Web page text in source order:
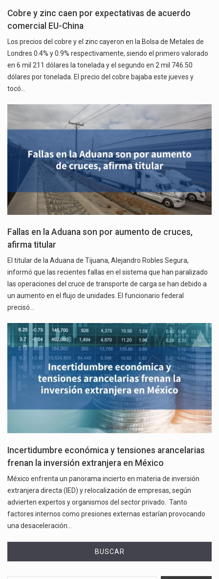
Cobre y zinc caen por expectativas de acuerdo
comercial EU-China
Los precios del cobre y el zinc cayeron en la Bolsa de Metales de
Londres 0.4% y 0.9% respectivamente, siendo el primero valorado
en 6 mil 211 dólares la tonelada y el segundo en 2 mil 746.50
dólares por tonelada. El precio del cobre bajaba este jueves y
tocó…
Fallas en la Aduana son por aumento de cruces,
afirma titular
El titular de la Aduana de Tijuana, Alejandro Robles Segura,
informó que las recientes fallas en el sistema que han paralizado
las operaciones del cruce de transporte de carga se han debido a
un aumento en el flujo de unidades. El funcionario federal
precisó…
Incertidumbre económica y tensiones arancelarias
frenan la inversión extranjera en México
México enfrenta un panorama incierto en materia de inversión
extranjera directa (IED) y relocalización de empresas, según
advierten expertos y organismos del sector privado. Tanto
factores internos como presiones externas estarían provocando
una desaceleración…
BUSCAR